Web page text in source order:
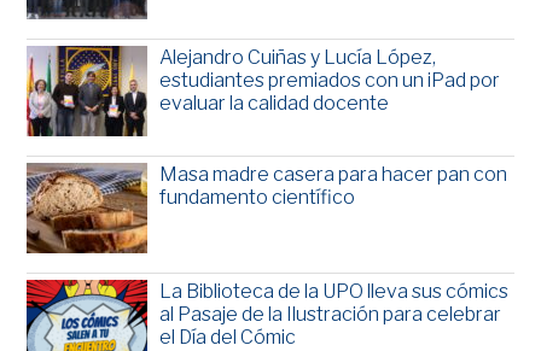
Alejandro Cuiñas y Lucía López,
estudiantes premiados con un iPad por
evaluar la calidad docente
Masa madre casera para hacer pan con
fundamento científico
La Biblioteca de la UPO lleva sus cómics
al Pasaje de la Ilustración para celebrar
el Día del Cómic